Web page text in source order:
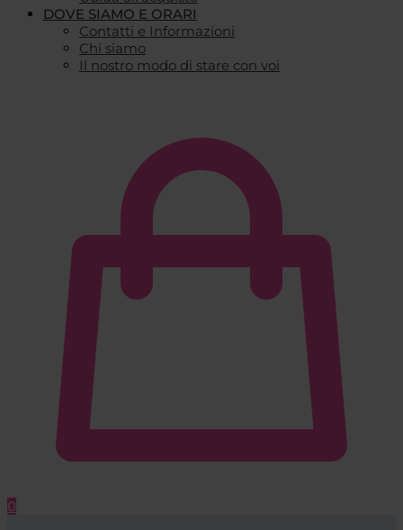
DOVE SIAMO E ORARI
Contatti e Informazioni
Chi siamo
Il nostro modo di stare con voi
0